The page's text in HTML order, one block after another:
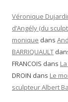
Véronique
d’Angély (du
monique dans
BARRIQUAULT
FRANCOIS dans
DROIN dans Le
sculpteur Albert